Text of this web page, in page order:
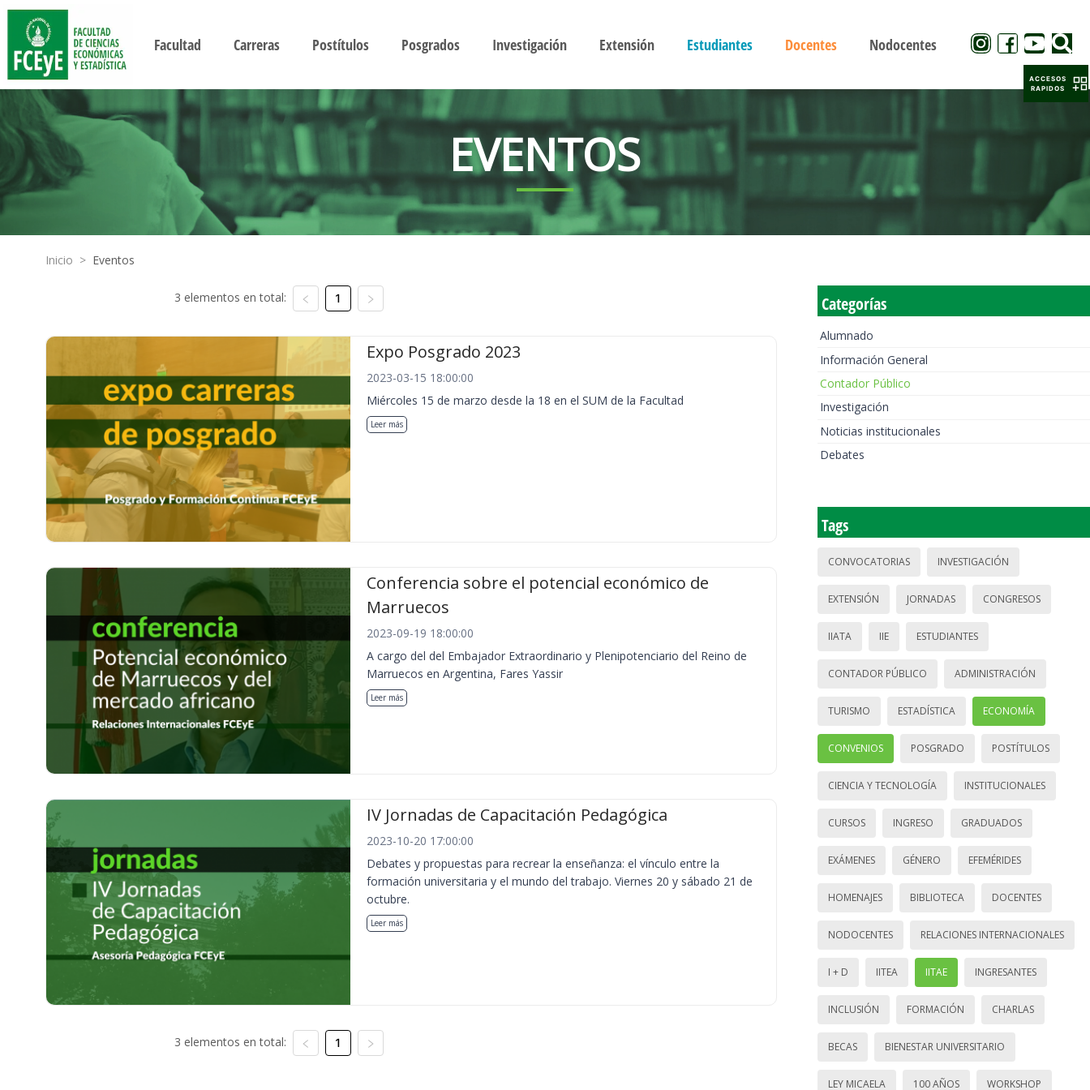
Facultad Carreras Postítulos Posgrados Investigación Extensión Estudiantes Docentes Nodocentes
EVENTOS
Inicio > Eventos
3 elementos en total: 1
Expo Posgrado 2023
2023-03-15 18:00:00
Miércoles 15 de marzo desde la 18 en el SUM de la Facultad
Leer más
Conferencia sobre el potencial económico de
Marruecos
2023-09-19 18:00:00
A cargo del del Embajador Extraordinario y Plenipotenciario del Reino de
Marruecos en Argentina, Fares Yassir
Leer más
IV Jornadas de Capacitación Pedagógica
2023-10-20 17:00:00
Debates y propuestas para recrear la enseñanza: el vínculo entre la
formación universitaria y el mundo del trabajo. Viernes 20 y sábado 21 de
octubre.
Leer más
3 elementos en total: 1
Categorías
Alumnado
Información General
Contador Público
Investigación
Noticias institucionales
Debates
Tags
CONVOCATORIAS INVESTIGACIÓN
EXTENSIÓN JORNADAS CONGRESOS
IIATA IIE ESTUDIANTES
CONTADOR PÚBLICO ADMINISTRACIÓN
TURISMO ESTADÍSTICA ECONOMÍA
CONVENIOS POSGRADO POSTÍTULOS
CIENCIA Y TECNOLOGÍA INSTITUCIONALES
CURSOS INGRESO GRADUADOS
EXÁMENES GÉNERO EFEMÉRIDES
HOMENAJES BIBLIOTECA DOCENTES
NODOCENTES RELACIONES INTERNACIONALES
I + D IITEA IITAE INGRESANTES
INCLUSIÓN FORMACIÓN CHARLAS
BECAS BIENESTAR UNIVERSITARIO
LEY MICAELA 100 AÑOS WORKSHOP
ACCESOS
RAPIDOS